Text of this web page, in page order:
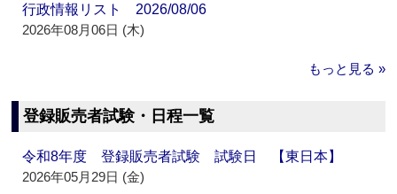
行政情報リスト 2026/08/06
2026年08月06日 (木)
もっと見る »
登録販売者試験・日程一覧
令和8年度 登録販売者試験 試験日 【東日本】
2026年05月29日 (金)